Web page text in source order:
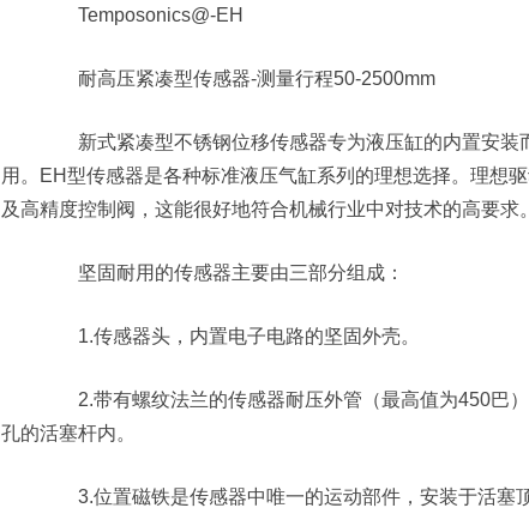
Temposonics@-EH
耐高压紧凑型传感器-测量行程50-2500mm
新式紧凑型不锈钢位移传感器专为液压缸的内置安装
用。EH型传感器是各种标准液压气缸系列的理想选择。理想
及高精度控制阀，这能很好地符合机械行业中对技术的高要求。
坚固耐用的传感器主要由三部分组成：
1.传感器头，内置电子电路的坚固外壳。
2.带有螺纹法兰的传感器耐压外管（最高值为450巴
孔的活塞杆内。
3.位置磁铁是传感器中唯一的运动部件，安装于活塞顶